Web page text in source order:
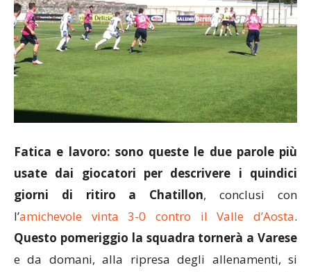
Fatica e lavoro: sono queste le due parole più
usate dai giocatori per descrivere i quindici
giorni di ritiro a Chatillon, conclusi con
l’amichevole vinta 3-0 contro il Valle d’Aosta.
Questo pomeriggio la squadra tornerà a Varese
e da domani, alla ripresa degli allenamenti, si